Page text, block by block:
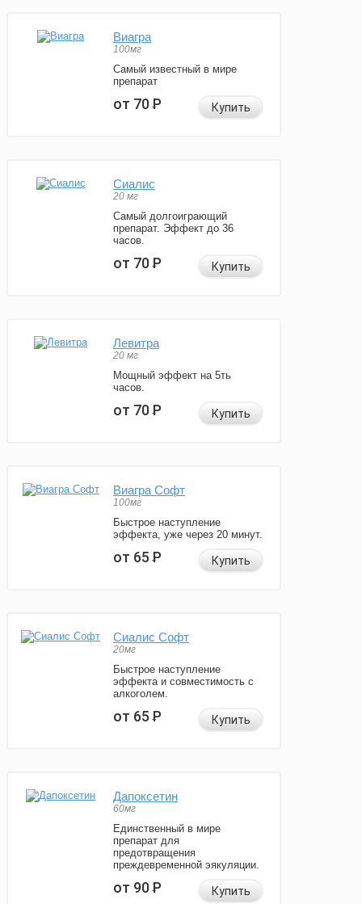
Виагра
100мг
Самый известный в мире
препарат
от 70Р Купить
Сиалис
20 мг
Самый долгоиграющий
препарат. Эффект до 36
часов.
от 70Р Купить
Левитра
20 мг
Мощный эффект на 5ть
часов.
от 70Р Купить
Виагра Софт
100мг
Быстрое наступление
эффекта, уже через 20 минут.
от 65Р Купить
Сиалис Софт
20мг
Быстрое наступление
эффекта и совместимость с
алкоголем.
от 65Р Купить
Дапоксетин
60мг
Единственный в мире
препарат для
предотвращения
преждевременной эякуляции.
от 90Р Купить